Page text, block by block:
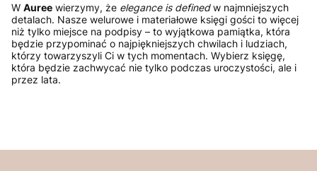
W Auree wierzymy, że elegance is definedw najmniejszych
detalach. Nasze welurowe i materiałowe księgi gości to więcej
niż tylko miejsce na podpisy – to wyjątkowa pamiątka, która
będzie przypominać o najpiękniejszych chwilach i ludziach,
którzy towarzyszyli Ci w tych momentach. Wybierz księgę,
która będzie zachwycać nie tylko podczas uroczystości, ale i
przez lata.